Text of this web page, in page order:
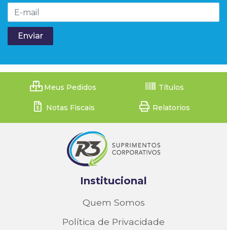
Meus Pedidos Títulos
Notas Fiscais Relatorios
Institucional
Quem Somos
Política de Privacidade